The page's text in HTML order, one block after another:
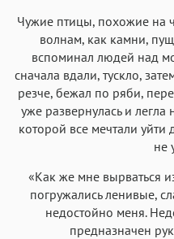
Чужие птицы, похожие на
волнам, как камни,
вспоминал людей над
сначала вдали, тускло,
резче, бежал по ряби,
уже развернулась и
которой все мечтали
не
«Как же мне вырваться
погружались ленивые,
недостойно меня.
предназначен